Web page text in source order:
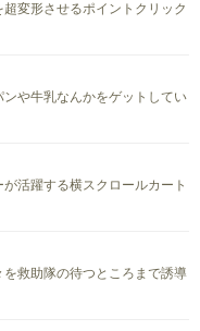
変形させるポイントクリック
や牛乳なんかをゲットしてい
活躍する横スクロールカート
を救助隊の待つところまで誘導